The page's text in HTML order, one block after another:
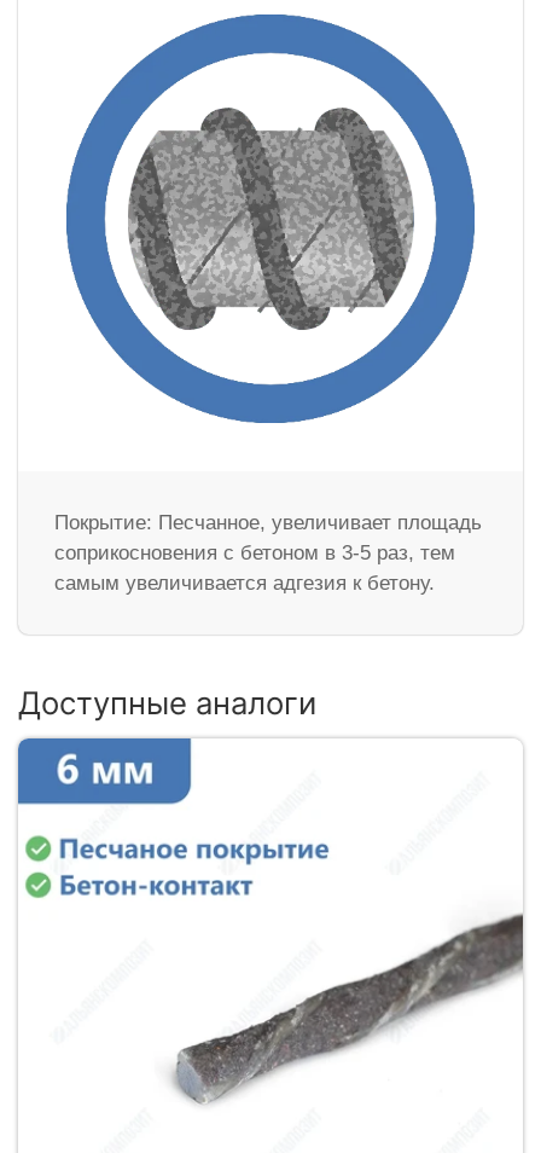
Покрытие: Песчанное, увеличивает площадь
соприкосновения с бетоном в 3-5 раз, тем
самым увеличивается адгезия к бетону.
Доступные аналоги